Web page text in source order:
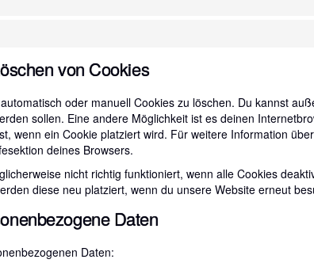
von Cookies
oder manuell Cookies zu löschen. Du kannst
sollen. Eine andere Möglichkeit ist es deinen
wenn ein Cookie platziert wird. Für weitere Information
deines Browsers.
nicht richtig funktioniert, wenn alle Cookies
diese neu platziert, wenn du unsere Website erneut
Daten
Daten: